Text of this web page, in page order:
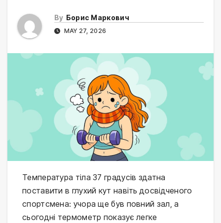
By Борис Маркович
MAY 27, 2026
Температура тіла 37 градусів здатна
поставити в глухий кут навіть досвідченого
спортсмена: учора ще був повний зал, а
сьогодні термометр показує легке